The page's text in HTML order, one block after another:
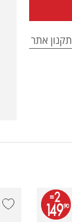
תקנון אתר